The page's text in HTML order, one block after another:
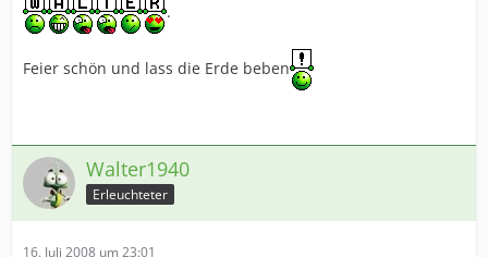
.
Feier schön und lass die Erde beben
Walter1940
Erleuchteter
16. Juli 2008 um 23:01